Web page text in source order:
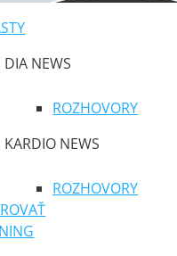
DIA NEWS
ROZHOVORY
KARDIO NEWS
ROZHOVORY